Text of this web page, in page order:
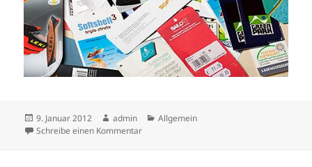
Veröffentlicht
am
9. Januar 2012 Autor
admin Kategorien
Allgemein
Schreibe einen Kommentarzu Noch ein Jahr